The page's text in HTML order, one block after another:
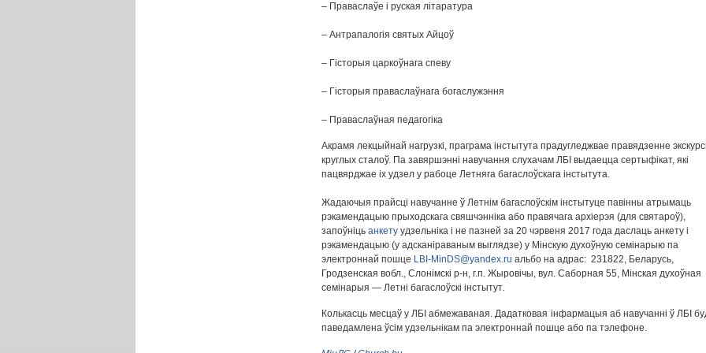
– Праваслаўе і руская літаратура
– Антрапалогія святых Айцоў
– Гісторыя царкоўнага спеву
– Гісторыя праваслаўнага богаслужэння
– Праваслаўная педагогіка
Акрамя лекцыйнай нагрузкі, праграма інстытута прадугледжвае правядзенне
круглых сталоў. Па завяршэнні навучання слухачам ЛБІ выдаецца сертыфікат, які
пацвярджае іх удзел у рабоце Летняга багаслоўскага інстытута.
Жадаючыя прайсці навучанне ў Летнім багаслоўскім інстытуце павінны атрымаць
рэкамендацыю прыходскага свяшчэнніка або правячага архіерэя (для святароў),
запоўніць анкету удзельніка і не пазней за 20 чэрвеня 2017 года даслаць анкету і
рэкамендацыю (у адсканіраваным выглядзе) у Мінскую духоўную семінарыю па
электроннай пошце LBI-MinDS@yandex.ru альбо на адрас: 231822, Беларусь,
Гродзенская вобл., Слонімскі р-н, г.п. Жыровічы, вул. Саборная 55, Мінская духоўная
семінарыя — Летні багаслоўскі інстытут.
Колькасць месцаў у ЛБІ абмежаваная. Дадатковая інфармацыя аб навучанні ў ЛБІ
паведамлена ўсім удзельнікам па электроннай пошце або па тэлефоне.